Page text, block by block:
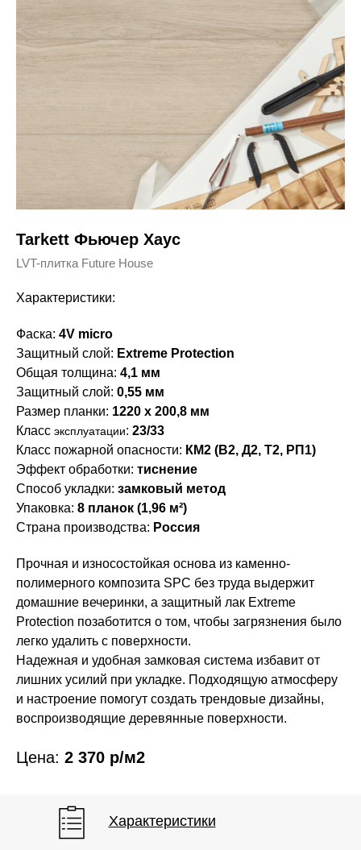
Tarkett Фьючер Хаус
LVT-плитка Future House
Характеристики:
Фаска: 4V micro
Защитный слой: Extreme Protection
Общая толщина: 4,1 мм
Защитный слой: 0,55 мм
Размер планки: 1220 x 200,8 мм
Класс эксплуатации: 23/33
Класс пожарной опасности: КМ2 (В2, Д2, Т2, РП1)
Эффект обработки: тиснение
Способ укладки: замковый метод
Упаковка: 8 планок (1,96 м²)
Страна производства: Россия
Прочная и износостойкая основа из каменно-
полимерного композита SPC без труда выдержит
домашние вечеринки, а защитный лак Extreme
Protection позаботится о том, чтобы загрязнения было
легко удалить с поверхности.
Надежная и удобная замковая система избавит от
лишних усилий при укладке. Подходящую атмосферу
и настроение помогут создать трендовые дизайны,
воспроизводящие деревянные поверхности.
Цена: 2 370 р/м2
Характеристики Фото
Характеристики